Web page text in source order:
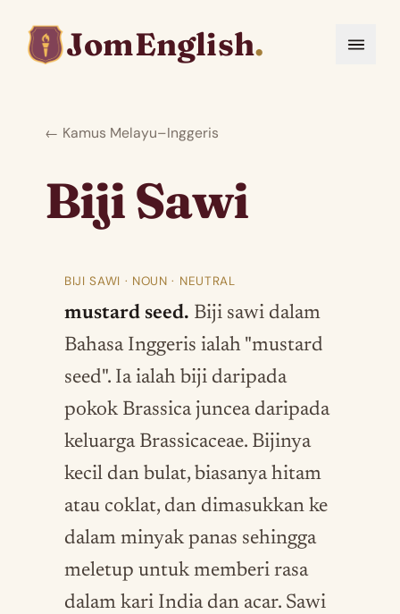
JomEnglish.
← Kamus Melayu–Inggeris
Biji Sawi
BIJI SAWI · NOUN · NEUTRAL
mustard seed. Biji sawi dalam
Bahasa Inggeris ialah "mustard
seed". Ia ialah biji daripada
pokok Brassica juncea daripada
keluarga Brassicaceae. Bijinya
kecil dan bulat, biasanya hitam
atau coklat, dan dimasukkan ke
dalam minyak panas sehingga
meletup untuk memberi rasa
dalam kari India dan acar. Sawi